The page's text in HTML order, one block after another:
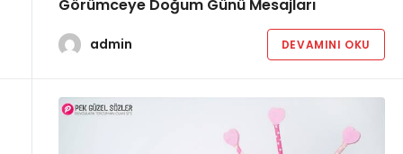
Görümceye Doğum Günü Mesajları
admin DEVAMINI OKU